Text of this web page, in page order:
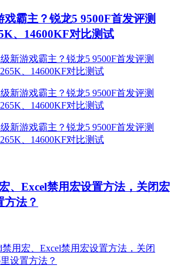
戏霸主？锐龙5 9500F首发评测
、14600KF对比测试
、Excel禁用宏设置方法，关闭宏
方法？